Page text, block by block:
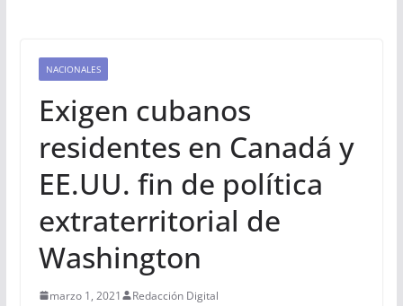
NACIONALES
Exigen cubanos
residentes en Canadá y
EE.UU. fin de política
extraterritorial de
Washington
marzo 1, 2021 Redacción Digital